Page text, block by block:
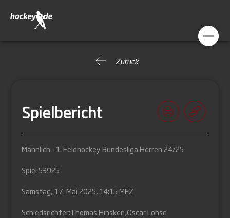
Zurück
Spielbericht
Männlich - 1. Feldhockey Bundesliga Herren 24/25
Spiel 53925
Samstag, 17. Mai 2025, 14:15 MEZ
Schiedsrichter:Thomas Hinsken,Oscar Lohse